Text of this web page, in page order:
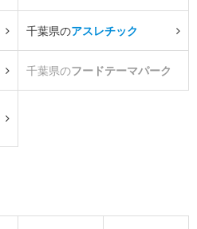
千葉県のアスレチック
千葉県のフードテーマパーク